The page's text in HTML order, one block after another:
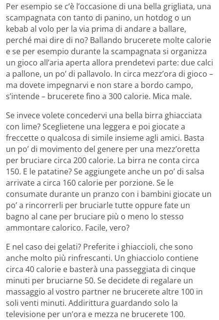
Per esempio se c’è l’occasione di una bella grigliata, una
scampagnata con tanto di panino, un hotdog o un
kebab al volo per la via prima di andare a ballare,
perché mai dire di no? Ballando brucerete molte calorie
e se per esempio durante la scampagnata si organizza
un gioco all’aria aperta allora prendetevi parte: due calci
a pallone, un po’ di pallavolo. In circa mezz’ora di gioco –
ma dovete impegnarvi e non stare a bordo campo,
s’intende – brucerete fino a 300 calorie. Mica male.
Se invece volete concedervi una bella birra ghiacciata
con lime? Sceglietene una leggera e poi giocate a
freccette o qualcosa di simile insieme agli amici. Basta
un po’ di movimento del genere per una mezz’oretta
per bruciare circa 200 calorie. La birra ne conta circa
150. E le patatine? Se aggiungete anche un po’ di salsa
arrivate a circa 160 calorie per porzione. Se le
consumate durante un pranzo con i bambini giocate un
po’ a rincorrerli per bruciarle tutte oppure fate un
bagno al cane per bruciare più o meno lo stesso
ammontare calorico. Facile, vero?
E nel caso dei gelati? Preferite i ghiaccioli, che sono
anche molto più rinfrescanti. Un ghiacciolo contiene
circa 40 calorie e basterà una passeggiata di cinque
minuti per bruciarne 50. Se decidete di regalare un
massaggio al vostro partner ne brucerete altre 100 in
soli venti minuti. Addirittura guardando solo la
televisione per un’ora e mezza ne brucerete 100.